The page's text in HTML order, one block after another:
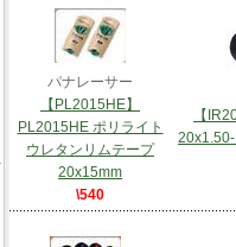
パナレーサー
【PL2015HE】
PL2015HE ポリライト
ウレタンリムテープ
20x15mm
\540
【